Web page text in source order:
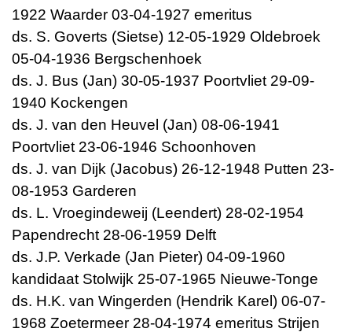
1922 Waarder 03-04-1927 emeritus
ds. S. Goverts (Sietse) 12-05-1929 Oldebroek
05-04-1936 Bergschenhoek
ds. J. Bus (Jan) 30-05-1937 Poortvliet 29-09-
1940 Kockengen
ds. J. van den Heuvel (Jan) 08-06-1941
Poortvliet 23-06-1946 Schoonhoven
ds. J. van Dijk (Jacobus) 26-12-1948 Putten 23-
08-1953 Garderen
ds. L. Vroegindeweij (Leendert) 28-02-1954
Papendrecht 28-06-1959 Delft
ds. J.P. Verkade (Jan Pieter) 04-09-1960
kandidaat Stolwijk 25-07-1965 Nieuwe-Tonge
ds. H.K. van Wingerden (Hendrik Karel) 06-07-
1968 Zoetermeer 28-04-1974 emeritus Strijen